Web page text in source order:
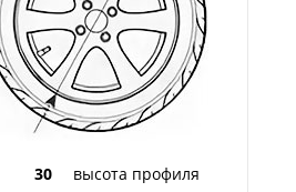
30
высота профиля